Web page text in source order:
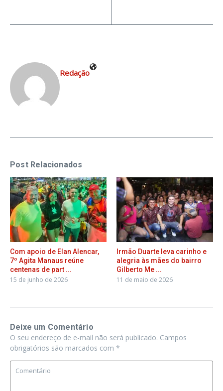
Redação
Post Relacionados
Com apoio de Elan Alencar,
7º Agita Manaus reúne
centenas de part ...
15 de junho de 2026
Irmão Duarte leva carinho e
alegria às mães do bairro
Gilberto Me ...
11 de maio de 2026
Deixe um Comentário
O seu endereço de e-mail não será publicado. Campos
obrigatórios são marcados com *